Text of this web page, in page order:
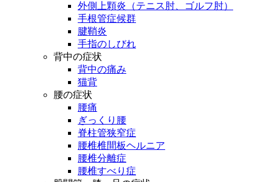
外側上顆炎（テニス肘、ゴルフ肘）
手根管症候群
腱鞘炎
手指のしびれ
背中の症状
背中の痛み
猫背
腰の症状
腰痛
ぎっくり腰
脊柱管狭窄症
腰椎椎間板ヘルニア
腰椎分離症
腰椎すべり症